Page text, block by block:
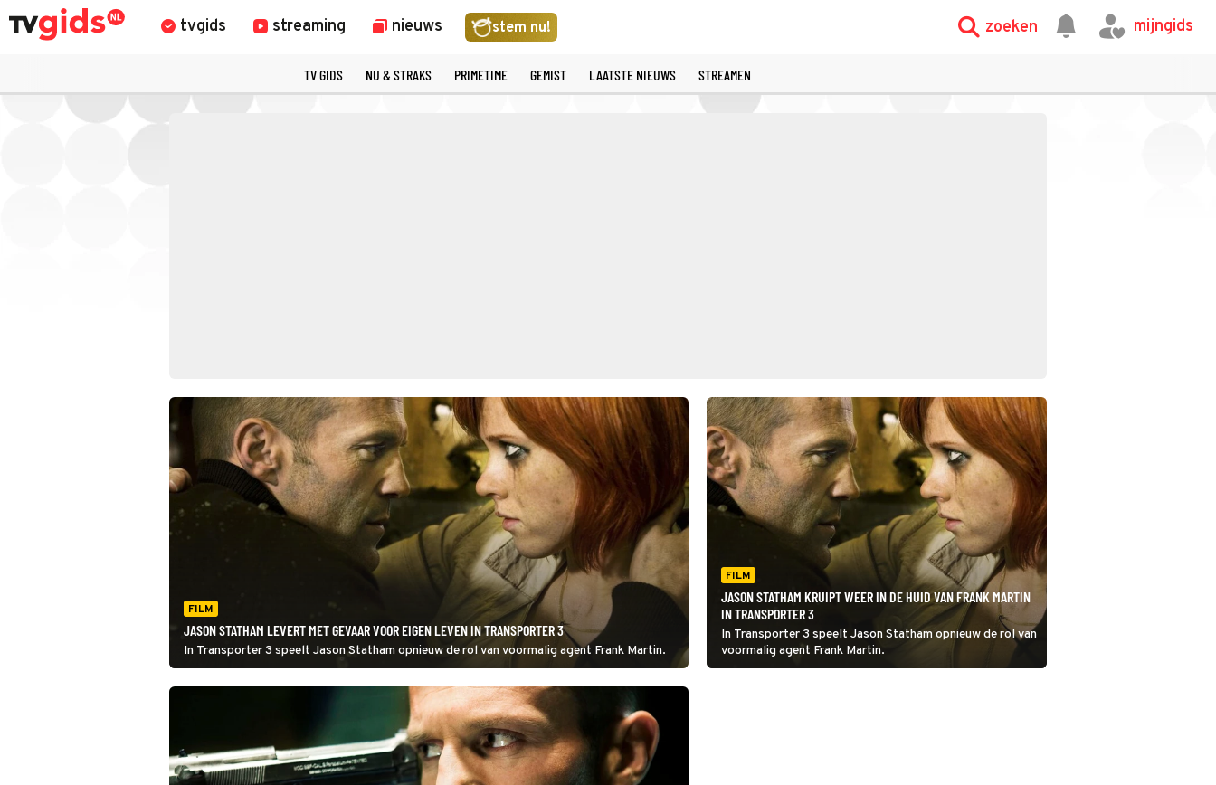
tvgids streaming nieuws stem nu! zoeken mijngids
TV GIDS NU & STRAKS PRIMETIME GEMIST LAATSTE NIEUWS STREAMEN
FILM
JASON STATHAM LEVERT MET GEVAAR VOOR EIGEN LEVEN IN TRANSPORTER 3
In Transporter 3 speelt Jason Statham opnieuw de rol van voormalig agent Frank Martin.
FILM
JASON STATHAM KRUIPT WEER IN DE HUID VAN FRANK MARTIN
IN TRANSPORTER 3
In Transporter 3 speelt Jason Statham opnieuw de rol van
voormalig agent Frank Martin.